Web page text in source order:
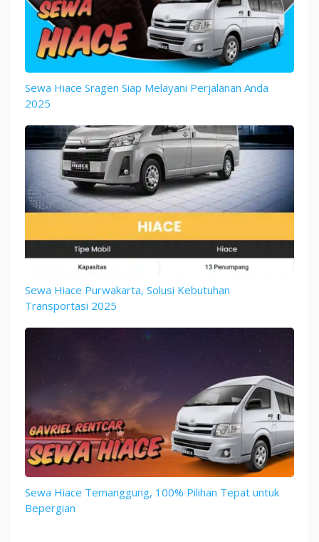
Sewa Hiace Sragen Siap Melayani Perjalanan Anda
2025
Sewa Hiace Purwakarta, Solusi Kebutuhan
Transportasi 2025
Sewa Hiace Temanggung, 100% Pilihan Tepat untuk
Bepergian